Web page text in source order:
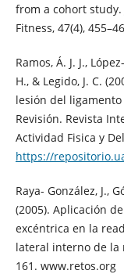
from a cohort
Fitness, 47(4),
Ramos, Á. J. J.,
H., & Legido, J. C.
lesión del
Revisión. Revista
Actividad Fisica y
https://
Raya- González, J.,
(2005). Aplicación
excéntrica en la
lateral interno de la
161. www.retos.org